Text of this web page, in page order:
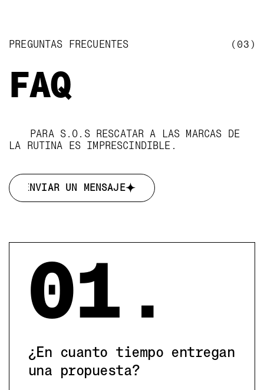
PREGUNTAS FRECUENTES (03)
FAQ
PARA S.O.S RESCATAR A LAS MARCAS DE
LA RUTINA ES IMPRESCINDIBLE.
ENVIAR UN MENSAJE
01.
¿En cuanto tiempo entregan
una propuesta?